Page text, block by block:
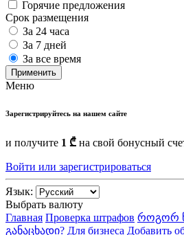
Горячие предложения
Срок размещения
За 24 часа
За 7 дней
За все время
Применить
Меню
Зарегистрируйтесь на нашем сайте
и получите 1 ₾ на свой бонусный
Войти или зарегистрироваться
Язык:
Выбрать валюту
Главная Проверка штрафов როგორ
განაცხადი? Для бизнеса Добавить